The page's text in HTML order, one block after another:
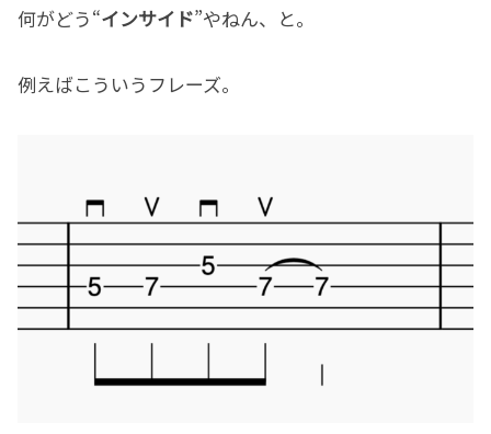
何がどう“インサイド”やねん、と。
例えばこういうフレーズ。